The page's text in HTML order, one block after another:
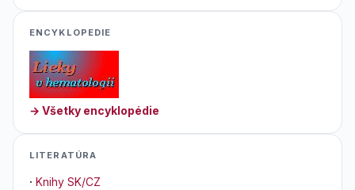
ENCYKLOPEDIE
→ Všetky encyklopédie
LITERATÚRA
· Knihy SK/CZ